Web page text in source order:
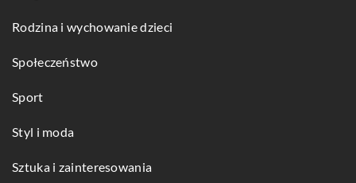
Rodzina i wychowanie dzieci
Społeczeństwo
Sport
Styl i moda
Sztuka i zainteresowania